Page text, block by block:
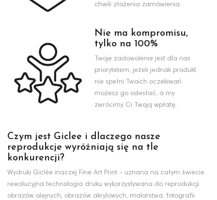
chwili złożenia zamówienia.
Nie ma kompromisu,
tylko na 100%
Twoje zadowolenie jest dla nas
priorytetem, jeżeli jednak produkt
nie spełni Twoich oczekiwań
możesz go odesłać, a my
zwrócimy Ci Twoją wpłatę.
Czym jest Giclee i dlaczego nasze
reprodukcje wyróżniają się na tle
konkurencji?
Wydruki Giclée inaczej Fine Art Print - uznana na całym świecie
rewolucyjna technologia druku wykorzystywana do reprodukcji
obrazów olejnych, obrazów akrylowych, malarstwa, fotografii